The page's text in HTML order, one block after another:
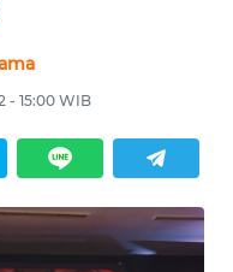
- 15:00 WIB